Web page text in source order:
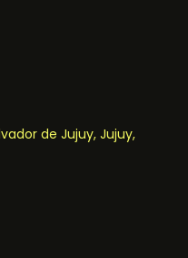
de Jujuy, Jujuy,